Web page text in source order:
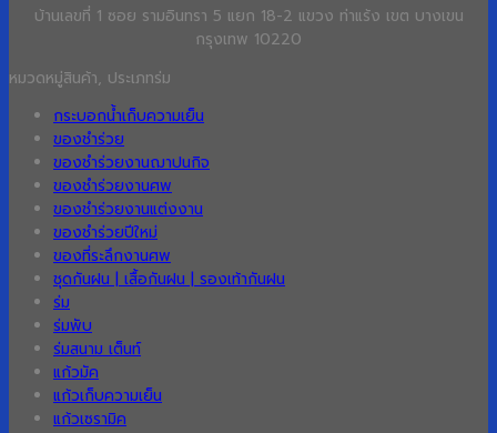
บ้านเลขที่ 1 ซอย รามอินทรา 5 แยก 18-2 แขวง ท่าแร้ง เขต บางเขน
กรุงเทพ 10220
หมวดหมู่สินค้า, ประเภทร่ม
กระบอกน้ำเก็บความเย็น
ของชำร่วย
ของชำร่วยงานฌาปนกิจ
ของชำร่วยงานศพ
ของชำร่วยงานแต่งงาน
ของชำร่วยปีใหม่
ของที่ระลึกงานศพ
ชุดกันฝน | เสื้อกันฝน | รองเท้ากันฝน
ร่ม
ร่มพับ
ร่มสนาม เต็นท์
แก้วมัค
แก้วเก็บความเย็น
แก้วเซรามิค